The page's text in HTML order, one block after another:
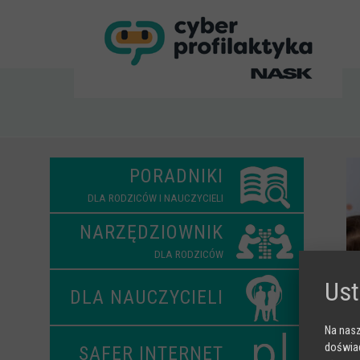
PORADNIKI
DLA RODZICÓW I NAUCZYCIELI
NARZĘDZIOWNIK
DLA RODZICÓW
DLA NAUCZYCIELI
SAFER INTERNET
Na